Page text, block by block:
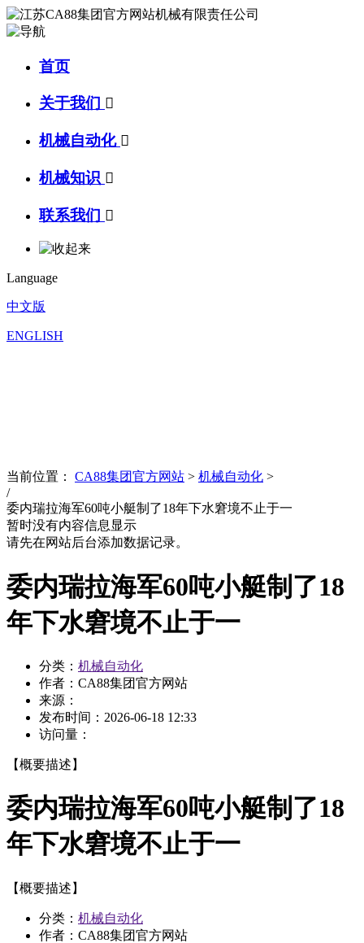
首页
关于我们 
机械自动化 
机械知识 
联系我们 
Language
中文版
ENGLISH
当前位置： CA88集团官方网站 > 机械自动化 >
/
委内瑞拉海军60吨小艇制了18年下水窘境不止于一
暂时没有内容信息显示
请先在网站后台添加数据记录。
委内瑞拉海军60吨小艇制了18
年下水窘境不止于一
分类： 机械自动化
作者：CA88集团官方网站
来源：
发布时间： 2026-06-18 12:33
访问量：
【概要描述】
委内瑞拉海军60吨小艇制了18
年下水窘境不止于一
【概要描述】
分类： 机械自动化
作者：CA88集团官方网站